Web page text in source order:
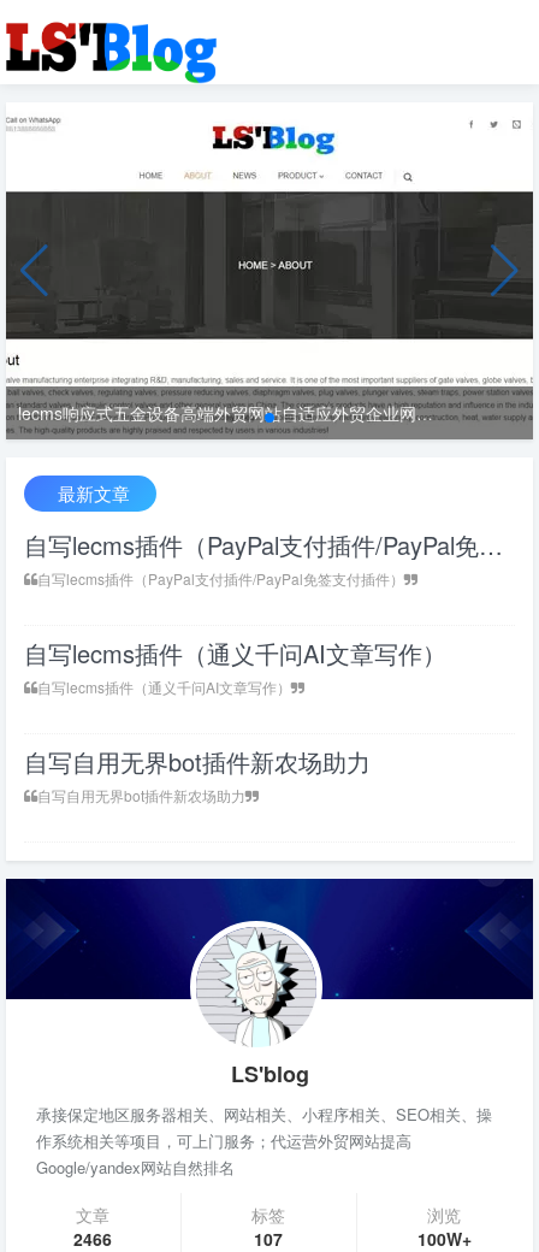
lecms响应式五金设备高端外贸网站自适应外贸企业网站模板
最新文章
自写lecms插件（PayPal支付插件/PayPal免签支付插件）
自写lecms插件（PayPal支付插件/PayPal免签支付插件）
自写lecms插件（通义千问AI文章写作）
自写lecms插件（通义千问AI文章写作）
自写自用无界bot插件新农场助力
自写自用无界bot插件新农场助力
LS'blog
承接保定地区服务器相关、网站相关、小程序相关、SEO相关、操
作系统相关等项目，可上门服务；代运营外贸网站提高
Google/yandex网站自然排名
文章
2466
标签
107
浏览
100W+